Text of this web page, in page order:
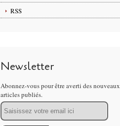
RSS
Newsletter
Abonnez-vous pour être averti des nouveaux
articles publiés.
Email